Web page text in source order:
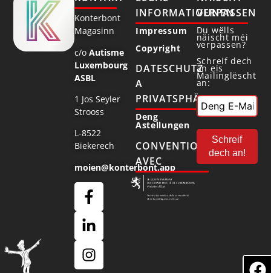
Konterbont
Magasinn
c/oAutisme
Luxembourg
ASBL
1 Jos Seyler
Strooss
L-8522
Biekerech
moien@konterbont.app
INFORMATIOUNEN
Impressum
Copyright
DATESCHUTZ
A
PRIVATSPHÄR
Deng
Astellungen
CONVENTIONNÉ
AVEC
VERPASSEN
Du wëlls
näischt méi
verpassen?
Schreif dech
an eis
Mailinglëscht
an: